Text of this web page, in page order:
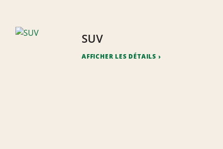
SUV
AFFICHER LES DÉTAILS